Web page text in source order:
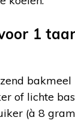
1
bakmeel
of lichte
(à 8